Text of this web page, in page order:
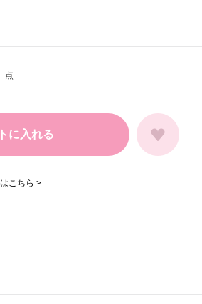
点
に入れる
こちら >